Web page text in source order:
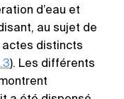
d’eau et
au sujet de
actes distincts
). Les différents